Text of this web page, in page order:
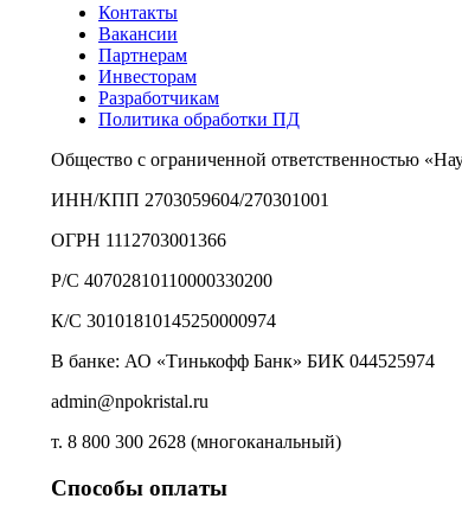
Контакты
Вакансии
Партнерам
Инвесторам
Разработчикам
Политика обработки ПД
Общество с ограниченной ответственностью
ИНН/КПП 2703059604/270301001
ОГРН 1112703001366
Р/С 40702810110000330200
К/С 30101810145250000974
В банке: АО «Тинькофф Банк» БИК 044525974
admin@npokristal.ru
т. 8 800 300 2628 (многоканальный)
Способы оплаты